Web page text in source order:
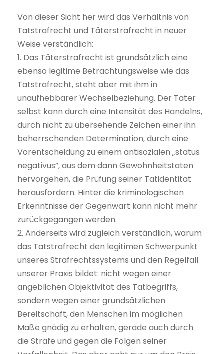
Von dieser Sicht her wird das Verhältnis von
Tatstrafrecht und Täterstrafrecht in neuer
Weise verständlich:
1. Das Täterstrafrecht ist grundsätzlich eine
ebenso legitime Betrachtungsweise wie das
Tatstrafrecht, steht aber mit ihm in
unaufhebbarer Wechselbeziehung. Der Täter
selbst kann durch eine Intensität des Handelns,
durch nicht zu übersehende Zeichen einer ihn
beherrschenden Determination, durch eine
Vorentscheidung zu einem antisozialen „status
negativus”, aus dem dann Gewohnheitstaten
hervorgehen, die Prüfung seiner Tatidentität
herausfordern. Hinter die kriminologischen
Erkenntnisse der Gegenwart kann nicht mehr
zurückgegangen werden.
2. Anderseits wird zugleich verständlich, warum
das Tatstrafrecht den legitimen Schwerpunkt
unseres Strafrechtssystems und den Regelfall
unserer Praxis bildet: nicht wegen einer
angeblichen Objektivität des Tatbegriffs,
sondern wegen einer grundsätzlichen
Bereitschaft, den Menschen im möglichen
Maße gnädig zu erhalten, gerade auch durch
die Strafe und gegen die Folgen seiner